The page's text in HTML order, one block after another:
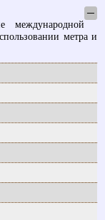
─
метра и